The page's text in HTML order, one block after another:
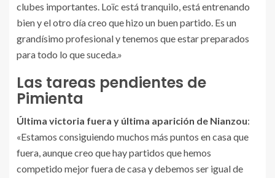
clubes importantes. Loïc está tranquilo, está entrenando
bien y el otro día creo que hizo un buen partido. Es un
grandísimo profesional y tenemos que estar preparados
para todo lo que suceda.»
Las tareas pendientes de
Pimienta
Última victoria fuera y última aparición de Nianzou:
«Estamos consiguiendo muchos más puntos en casa que
fuera, aunque creo que hay partidos que hemos
competido mejor fuera de casa y debemos ser igual de